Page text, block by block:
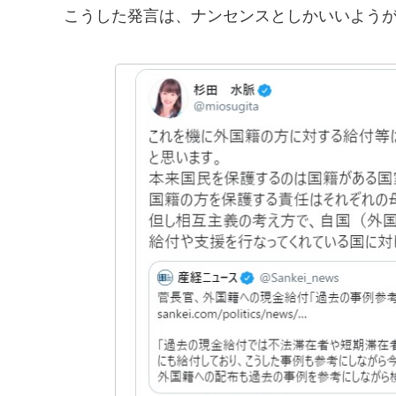
こうした発言は、ナンセンスとしかいいよう